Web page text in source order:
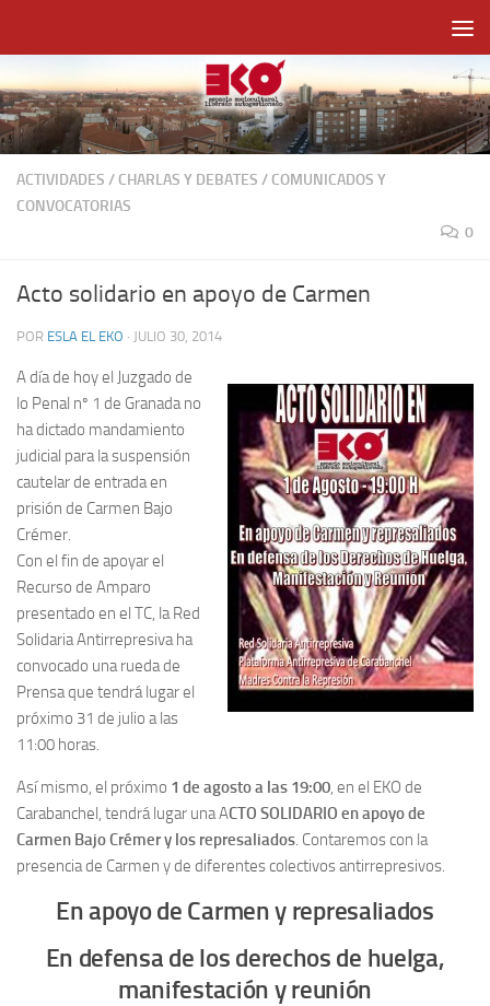
ACTIVIDADES / CHARLAS Y DEBATES / COMUNICADOS Y
CONVOCATORIAS
0
Acto solidario en apoyo de Carmen
POR ESLA EL EKO · JULIO 30, 2014
A día de hoy el Juzgado de
lo Penal nº 1 de Granada no
ha dictado mandamiento
judicial para la suspensión
cautelar de entrada en
prisión de Carmen Bajo
Crémer.
Con el fin de apoyar el
Recurso de Amparo
presentado en el TC, la Red
Solidaria Antirrepresiva ha
convocado una rueda de
Prensa que tendrá lugar el
próximo 31 de julio a las
11:00 horas.
Así mismo, el próximo 1 de agosto a las 19:00, en el EKO de
Carabanchel, tendrá lugar una ACTO SOLIDARIO en apoyo de
Carmen Bajo Crémer y los represaliados. Contaremos con la
presencia de Carmen y de diferentes colectivos antirrepresivos.
En apoyo de Carmen y represaliados
En defensa de los derechos de huelga,
manifestación y reunión